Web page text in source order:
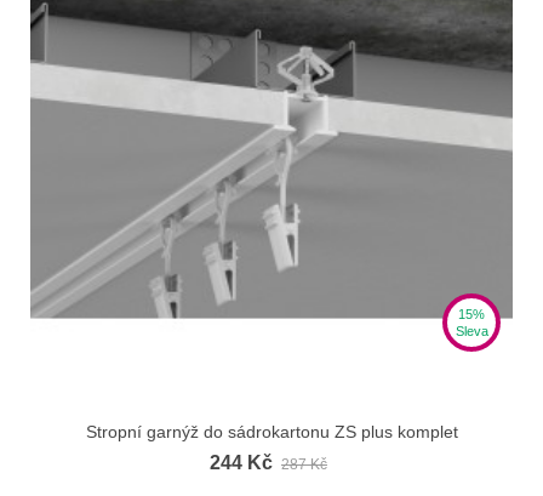
15%
Sleva
Stropní garnýž do sádrokartonu ZS plus komplet
244 Kč 287 Kč